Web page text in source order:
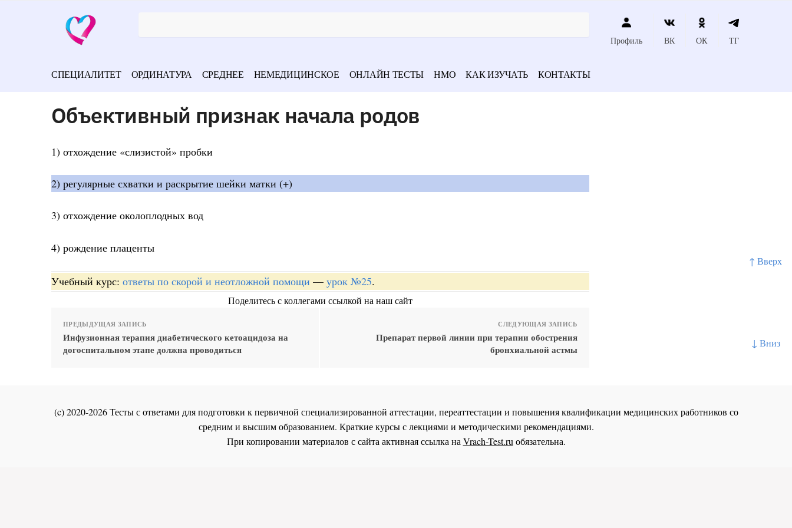
↑ Вверх
↓ Вниз
Профиль ВК ОК ТГ
СПЕЦИАЛИТЕТ ОРДИНАТУРА СРЕДНЕЕ НЕМЕДИЦИНСКОЕ ОНЛАЙН ТЕСТЫ НМО КАК ИЗУЧАТЬ КОНТАКТЫ
Объективный признак начала родов
1) отхождение «слизистой» пробки
2) регулярные схватки и раскрытие шейки матки (+)
3) отхождение околоплодных вод
4) рождение плаценты
Учебный курс: ответы по скорой и неотложной помощи — урок №25.
Поделитесь с коллегами ссылкой на наш сайт
ПРЕДЫДУЩАЯ ЗАПИСЬ
Инфузионная терапия диабетического кетоацидоза на
догоспитальном этапе должна проводиться
СЛЕДУЮЩАЯ ЗАПИСЬ
Препарат первой линии при терапии обострения
бронхиальной астмы
(c) 2020-2026 Тесты с ответами для подготовки к первичной специализированной аттестации, переаттестации и повышения квалификации медицинских работников со
средним и высшим образованием. Краткие курсы с лекциями и методическими рекомендациями.
При копировании материалов с сайта активная ссылка наVrach-Test.ruобязательна.